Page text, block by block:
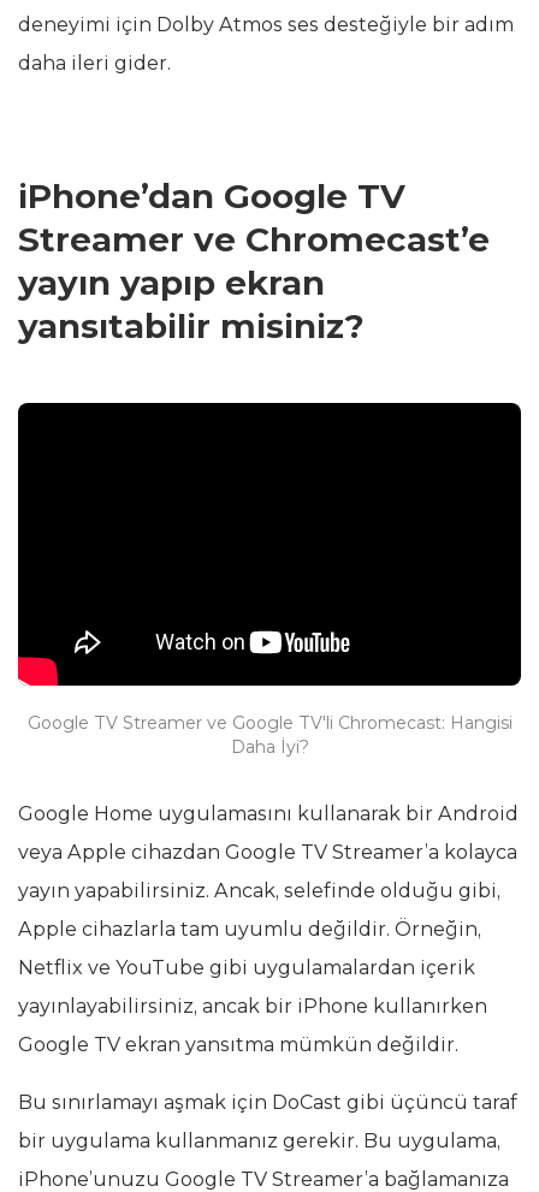
deneyimi için Dolby Atmos ses desteğiyle bir adım
daha ileri gider.
iPhone’dan Google TV
Streamer ve Chromecast’e
yayın yapıp ekran
yansıtabilir misiniz?
Google TV Streamer ve Google TV'li Chromecast: Hangisi
Daha İyi?
Google Home uygulamasını kullanarak bir Android
veya Apple cihazdan Google TV Streamer’a kolayca
yayın yapabilirsiniz. Ancak, selefinde olduğu gibi,
Apple cihazlarla tam uyumlu değildir. Örneğin,
Netflix ve YouTube gibi uygulamalardan içerik
yayınlayabilirsiniz, ancak bir iPhone kullanırken
Google TV ekran yansıtma mümkün değildir.
Bu sınırlamayı aşmak için DoCast gibi üçüncü taraf
bir uygulama kullanmanız gerekir. Bu uygulama,
iPhone’unuzu Google TV Streamer’a bağlamanıza